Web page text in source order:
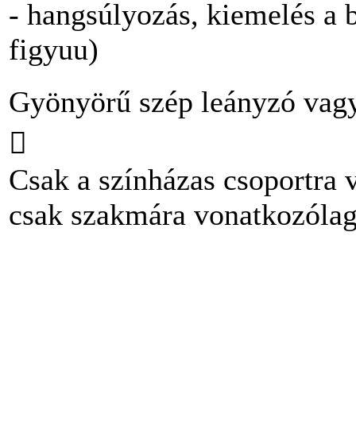
- hangsúlyozás, kiemelés a
figyuu)
Gyönyörű szép leányzó

Csak a színházas csoportra
csak szakmára